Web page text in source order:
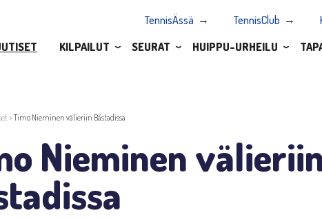
TennisÄssä TennisClub
KILPAILUT SEURAT HUIPPU-URHEILU
>Timo Nieminen välieriin Båstadissa
Nieminen